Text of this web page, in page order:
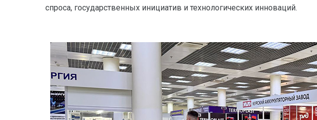
спроса, государственных инициатив и технологических инноваций.